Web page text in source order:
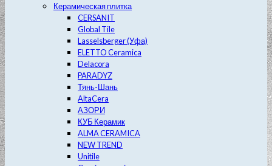
Керамическая плитка
CERSANIT
Global Tile
Lasselsberger (Уфа)
ELETTO Ceramica
Delacora
PARADYZ
Тянь-Шань
AltaCera
АЗОРИ
КУБ Керамик
ALMA CERAMICA
NEW TREND
Unitile